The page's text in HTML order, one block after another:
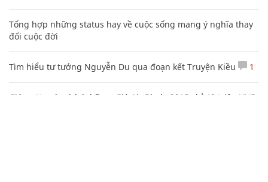
Tổng hợp những status hay về cuộc sống mang ý nghĩa thay
đổi cuộc đời
Tìm hiểu tư tưởng Nguyễn Du qua đoạn kết Truyện Kiều 1
Giá xe Honda chính hãng: Giá Air Blade 2015 chỉ 40 triệu VNĐ